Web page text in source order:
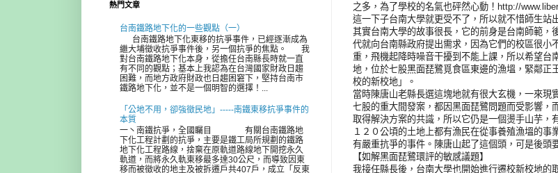
之多，為了學校的名氣也砰然心動！http://
這一下子台南大學就更受不了，所以就不惜師生站
其實台南大學的故事很長，它的前身是台南師範
代就向台南縣政府提出需求，因為它們的校區很
重，飛機起降時噪音干擾到不能上課，所以希望台
地，位於七股黑面琵鷺覓食區東邊的漁塭，緊鄰
校的新校地」。
當時陳唐山老縣長選這塊地就有很大玄機，一來
七股的重大間發案，都因黑面琵鷺問題而受影響
取得解決方案的共識，所以它仍是一個燙手山芋
１２０公頃的土地上都有漁民在從事養殖漁塭的
有嚴重抗爭的事件。陳唐山起了這個頭，可是後頭
【如解黑面琵鷺環評的敏感議題】
我接任縣長後，台南大學也開始進行遷校新校地
熱門文章
台南鐵路地下化的一些觀點（一）
台南鐵路地下化東移的抗爭事件，已經逐漸成為
繼大埔徵收抗爭事件後，另一個抗爭的焦點。 我
對台南鐵路地下化本身，從擔任台南縣長時就一直
有不同的觀點；基本上我認為在台灣國家財政日趨
困難，而地方政府財政也日趨困窘下，堅持台南市
鐵路地下化，並不是一個明智的選擇！...
「公地不用，卻強徵民地」-----南鐵東移抗爭事件的
本質
一丶南鐵抗爭，全國矚目 有關台南鐵路地
下化工程計劃的抗爭，主要是鐵工局所規劃的鐵路
地下化工程路線，捨棄在原軌道路線地下開挖永久
軌道，而將永久軌東移最多達30公尺，而導致因東
移而被徵收的地主及被拆遷戶共407戶，成立「反東